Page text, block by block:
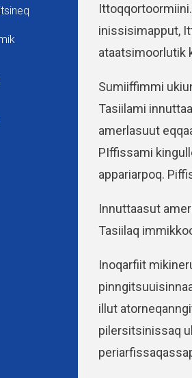
inissisimapput,
ataatsimoorlutik
Sumiiffimmi
Tasiilami
amerlasuut
PIffissami
appariarpoq.
Innuttaasut
Tasiilaq
Inoqarfiit
illut
pilersitsinissaq